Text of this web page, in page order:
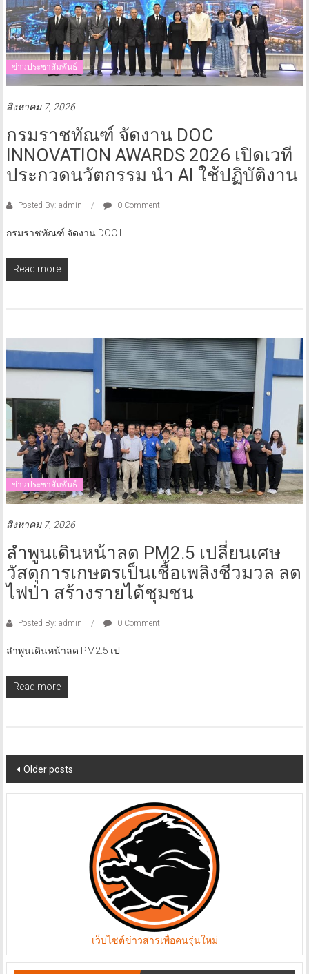
ข่าวประชาสัมพันธ์
สิงหาคม 7, 2026
กรมราชทัณฑ์ จัดงาน DOC
INNOVATION AWARDS 2026 เปิดเวที
ประกวดนวัตกรรม นำ AI ใช้ปฏิบัติงาน
Posted By: admin 0 Comment
กรมราชทัณฑ์ จัดงาน DOC I
Read more
ข่าวประชาสัมพันธ์
สิงหาคม 7, 2026
ลำพูนเดินหน้าลด PM2.5 เปลี่ยนเศษ
วัสดุการเกษตรเป็นเชื้อเพลิงชีวมวล ลด
ไฟป่า สร้างรายได้ชุมชน
Posted By: admin 0 Comment
ลำพูนเดินหน้าลด PM2.5 เป
Read more
Posts
navigation
Older posts
เว็บไซต์ข่าวสารเพื่อคนรุ่นใหม่